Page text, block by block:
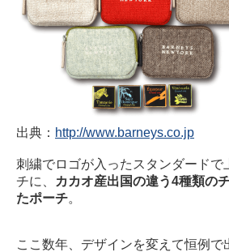
出典： http://www.barneys.co.jp
刺繍でロゴが入ったスタンダードで
チに、
カカオ産出国の違う4種類の
たポーチ。
ここ数年、デザインを変えて恒例で